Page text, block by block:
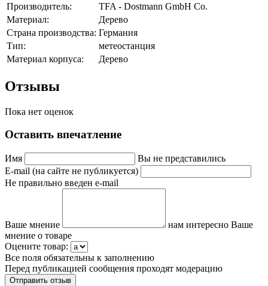
Производитель:
TFA - Dostmann GmbH Co.
Материал:
Дерево
Страна производства: Германия
Тип:
метеостанция
Материал корпуса:
Дерево
Отзывы
Пока нет оценок
Оставить впечатление
Имя
Вы не представились
E-mail (на сайте не публикуется)
Не правильно введен e-mail
Ваше мнение
нам интересно Ваше
мнение о товаре
Оцените товар:
Все поля обязательны к заполнению
Перед публикацией сообщения проходят модерацию